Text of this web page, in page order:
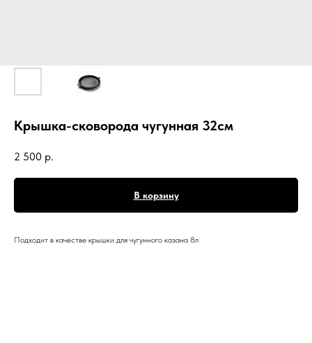
Крышка-сковорода чугунная 32см
2 500 р.
В корзину
Подходит в качестве крышки для чугунного казана 8л